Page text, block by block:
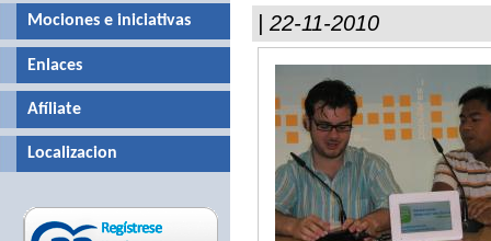
| 22-11-2010
Mociones e iniciativas
Enlaces
Afíliate
Localizacion